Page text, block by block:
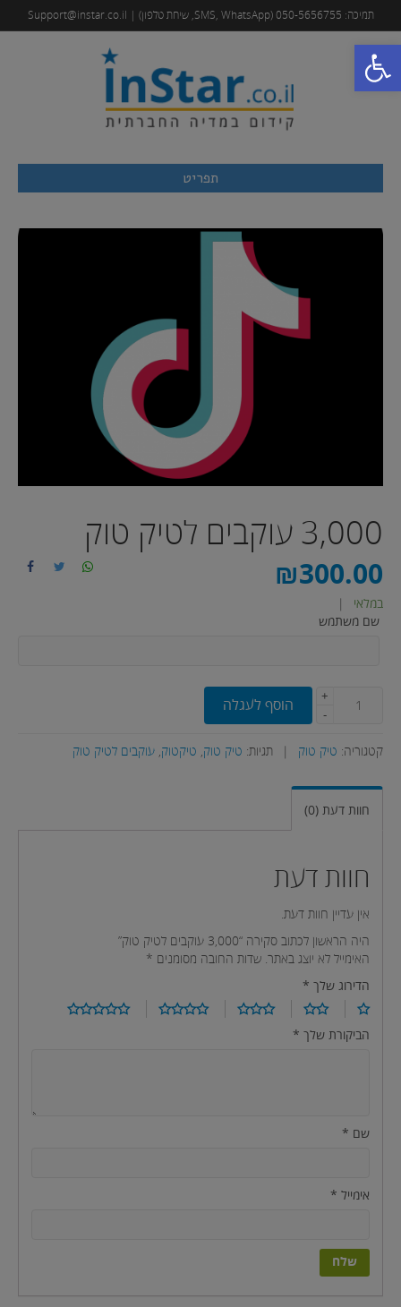
פתח סרגל נגישות
תמיכה: 050-5656755 (SMS, WhatsApp, שיחת טלפון) | Support@instar.co.il
תפריט
3,000 עוקבים לטיק טוק
₪300.00
במלאי
שם משתמש
+
-
הוסף לעגלה
קטגוריה: טיק טוק תגיות: טיק טוק, טיקטוק, עוקבים לטיק טוק
חוות דעת (0)
חוות דעת
אין עדיין חוות דעת.
היה הראשון לכתוב סקירה “3,000 עוקבים לטיק טוק”
האימייל לא יוצג באתר. שדות החובה מסומנים *
הדירוג שלך *
הביקורת שלך *
שם *
אימייל *